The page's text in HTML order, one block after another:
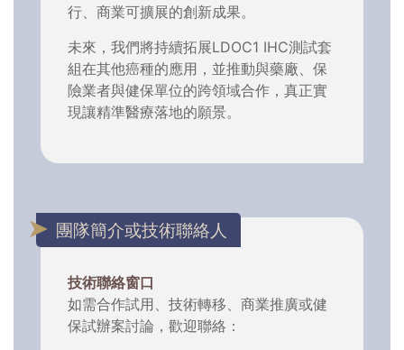
行、商業可擴展的創新成果。
未來，我們將持續拓展LDOC1 IHC測試套
組在其他癌種的應用，並推動與藥廠、保
險業者與健保單位的跨領域合作，真正實
現讓精準醫療落地的願景。
團隊簡介或技術聯絡人
技術聯絡窗口
如需合作試用、技術轉移、商業推廣或健
保試辦案討論，歡迎聯絡：